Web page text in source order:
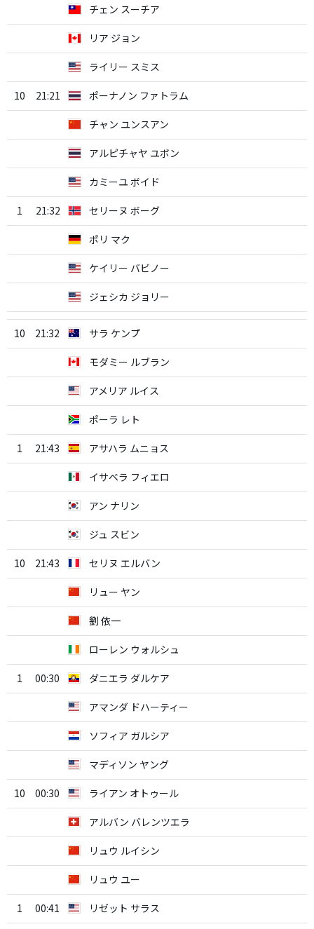
チェン スーチア
リア ジョン
ライリー スミス
10 21:21 ポーナノン ファトラム
チャン ユンスアン
アルピチャヤ ユボン
カミーユ ボイド
1 21:32 セリーヌ ボーグ
ポリ マク
ケイリー バビノー
ジェシカ ジョリー
10 21:32 サラ ケンプ
モダミー ルブラン
アメリア ルイス
ポーラ レト
1 21:43 アサハラ ムニョス
イサベラ フィエロ
アン ナリン
ジュ スビン
10 21:43 セリヌ エルバン
リュー ヤン
劉 依一
ローレン ウォルシュ
1 00:30 ダニエラ ダルケア
アマンダ ドハーティー
ソフィア ガルシア
マディソン ヤング
10 00:30 ライアン オトゥール
アルバン バレンツエラ
リュウ ルイシン
リュウ ユー
1 00:41 リゼット サラス